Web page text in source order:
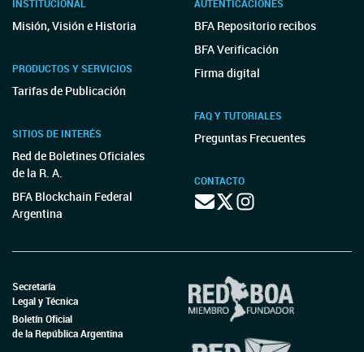
INSTITUCIONAL
Misión, Visión e Historia
PRODUCTOS Y SERVICIOS
Tarifas de Publicación
SITIOS DE INTERÉS
Red de Boletines Oficiales
de la R. A.
BFA Blockchain Federal
Argentina
AUTENTICACIONES
BFA Repositorio recibos
BFA Verificación
Firma digital
FAQ Y TUTORIALES
Preguntas Frecuentes
CONTACTO
Secretaría
Legal y Técnica
Boletín Oficial
de la República Argentina